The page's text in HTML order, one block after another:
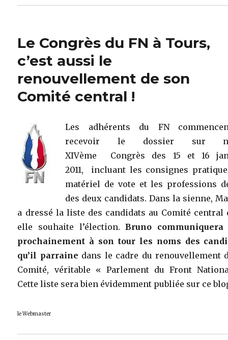
Le Congrès du FN à Tours,
c’est aussi le
renouvellement de son
Comité central !
Les adhérents du FN
recevoir le dossier sur
XIVème Congrès des 15 et 16
2011, incluant les consignes
matériel de vote et les professions
des deux candidats. Dans la sienne,
a dressé la liste des candidats au Comité central
elle souhaite l’élection.Bruno communiquera
prochainement à son tour les noms des
qu’il parraine dans le cadre du renouvellement
Comité, véritable « Parlement du Front
Cette liste sera bien évidemment publiée sur ce
le Webmaster